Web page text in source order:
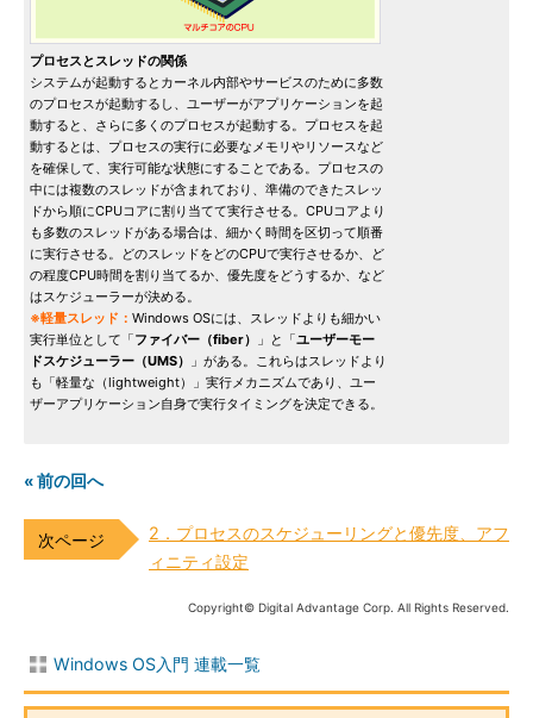
プロセスとスレッドの関係
システムが起動するとカーネル内部やサービスのために多数
のプロセスが起動するし、ユーザーがアプリケーションを起
動すると、さらに多くのプロセスが起動する。プロセスを起
動するとは、プロセスの実行に必要なメモリやリソースなど
を確保して、実行可能な状態にすることである。プロセスの
中には複数のスレッドが含まれており、準備のできたスレッ
ドから順にCPUコアに割り当てて実行させる。CPUコアより
も多数のスレッドがある場合は、細かく時間を区切って順番
に実行させる。どのスレッドをどのCPUで実行させるか、ど
の程度CPU時間を割り当てるか、優先度をどうするか、など
はスケジューラーが決める。
※軽量スレッド： Windows OSには、スレッドよりも細かい
実行単位として「ファイバー（fiber） 」と「ユーザーモー
ドスケジューラー（UMS）
」がある。これらはスレッドより
も「軽量な（lightweight）」実行メカニズムであり、ユー
ザーアプリケーション自身で実行タイミングを決定できる。
« 前の回へ
2．プロセスのスケジューリングと優先度、アフ
ィニティ設定
Copyright© Digital Advantage Corp. All Rights Reserved.
Windows OS入門 連載一覧